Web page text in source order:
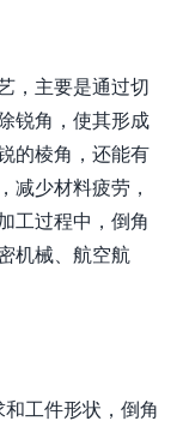
，主要是通过切
锐角，使其形成
的棱角，还能有
减少材料疲劳，
工过程中，倒角
机械、航空航
工件形状，倒角